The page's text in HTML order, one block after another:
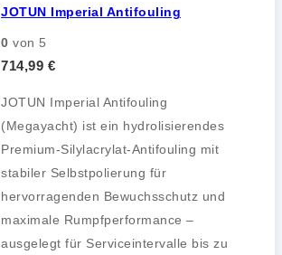
JOTUN Imperial Antifouling
0 von 5
714,99 €
JOTUN Imperial Antifouling
(Megayacht) ist ein hydrolisierendes
Premium-Silylacrylat-Antifouling mit
stabiler Selbstpolierung für
hervorragenden Bewuchsschutz und
maximale Rumpfperformance –
ausgelegt für Serviceintervalle bis zu